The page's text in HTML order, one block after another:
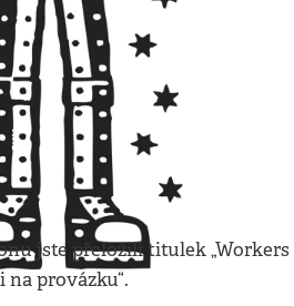
jste přeložili titulek „Workers
na provázku“.